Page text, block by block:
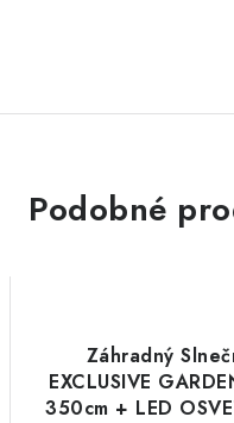
Podobné
Záhradný
EXCLUSIVE
350cm + LED